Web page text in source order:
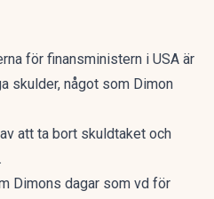
för finansministern i USA är
skulder, något som Dimon
att ta bort skuldtaket och
Dimons dagar som vd för